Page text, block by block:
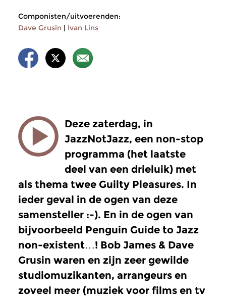
Componisten/uitvoerenden:
Dave Grusin | Ivan Lins
Deze zaterdag, in
JazzNotJazz, een non-stop
programma (het laatste
deel van een drieluik) met
als thema twee Guilty Pleasures. In
ieder geval in de ogen van deze
samensteller :-). En in de ogen van
bijvoorbeeld Penguin Guide to Jazz
non-existent…! Bob James & Dave
Grusin waren en zijn zeer gewilde
studiomuzikanten, arrangeurs en
zoveel meer (muziek voor films en tv